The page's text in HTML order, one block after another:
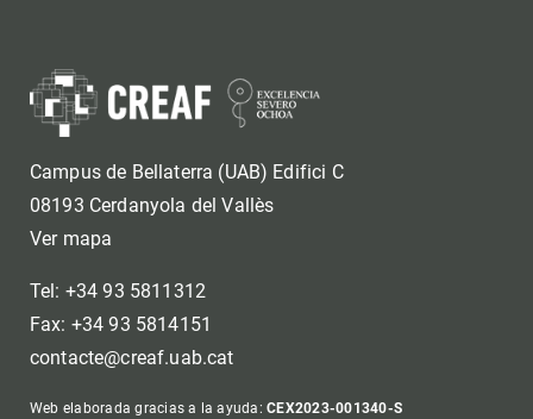
Campus de Bellaterra (UAB) Edifici C
08193 Cerdanyola del Vallès
Ver mapa
Tel: +34 93 5811312
Fax: +34 93 5814151
contacte@creaf.uab.cat
Web elaborada gracias a la ayuda:CEX2023-001340-S